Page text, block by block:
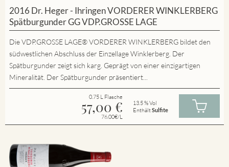
2016 Dr. Heger - Ihringen VORDERER WINKLERBERG
Spätburgunder GG VDP.GROSSE LAGE
Die VDP.GROSSE LAGE® VORDERER WINKLERBERG bildet den
südwestlichen Abschluss der Einzellage Winklerberg. Der
Spätburgunder zeigt sich karg. Geprägt von einer einzigartigen
Mineralität. Der Spätburgunder präsentiert...
0.75 L Flasche
57,00 €
76.00€/L
13.5 % Vol
EnthältSulfite